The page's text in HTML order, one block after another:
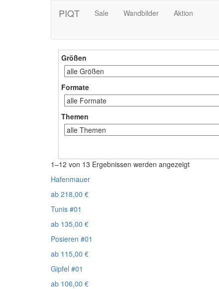
PIQT Sale Wandbilder Aktion
Größen
Formate
Themen
1–12 von 13 Ergebnissen werden angezeigt
Hafenmauer
ab 218,00 €
Tunis #01
ab 135,00 €
Posieren #01
ab 115,00 €
Gipfel #01
ab 106,00 €